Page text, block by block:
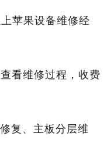
苹果设备维修经
看维修过程，收费
复、主板分层维